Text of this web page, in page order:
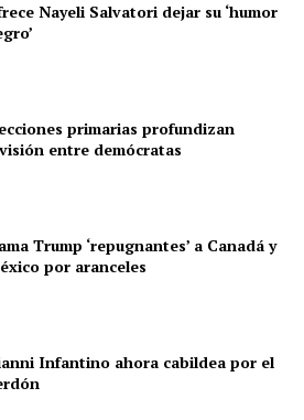
Nayeli Salvatori dejar su ‘humor
primarias profundizan
entre demócratas
Trump ‘repugnantes’ a Canadá y
por aranceles
Infantino ahora cabildea por el